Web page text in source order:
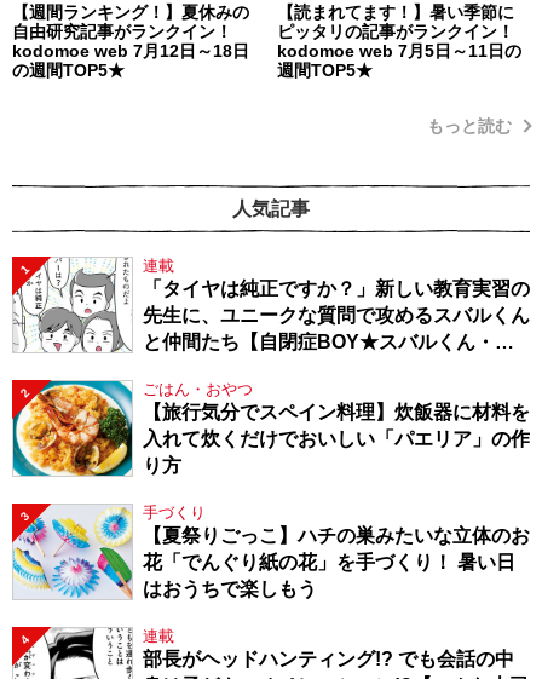
【週間ランキング！】夏休みの
自由研究記事がランクイン！
kodomoe web 7月12日～18日
の週間TOP5★
【読まれてます！】暑い季節に
ピッタリの記事がランクイン！
kodomoe web 7月5日～11日の
週間TOP5★
もっと読む
人気記事
1 連載
「タイヤは純正ですか？」新しい教育実習の
先生に、ユニークな質問で攻めるスバルくん
と仲間たち【自閉症BOY★スバルくん・
2 ごはん・おやつ
【旅行気分でスペイン料理】炊飯器に材料を
入れて炊くだけでおいしい「パエリア」の作
り方
3 手づくり
【夏祭りごっこ】ハチの巣みたいな立体のお
花「でんぐり紙の花」を手づくり！ 暑い日
はおうちで楽しもう
4 連載
部長がヘッドハンティング!? でも会話の中